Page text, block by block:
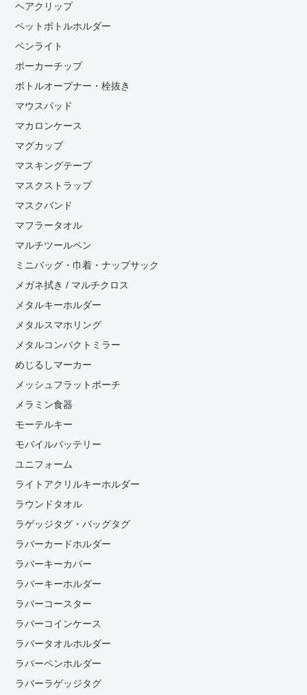
ヘアクリップ
ペットボトルホルダー
ペンライト
ポーカーチップ
ボトルオープナー・栓抜き
マウスパッド
マカロンケース
マグカップ
マスキングテープ
マスクストラップ
マスクバンド
マフラータオル
マルチツールペン
ミニバッグ・巾着・ナップサック
メガネ拭き / マルチクロス
メタルキーホルダー
メタルスマホリング
メタルコンパクトミラー
めじるしマーカー
メッシュフラットポーチ
メラミン食器
モーテルキー
モバイルバッテリー
ユニフォーム
ライトアクリルキーホルダー
ラウンドタオル
ラゲッジタグ・バッグタグ
ラバーカードホルダー
ラバーキーカバー
ラバーキーホルダー
ラバーコースター
ラバーコインケース
ラバータオルホルダー
ラバーペンホルダー
ラバーラゲッジタグ